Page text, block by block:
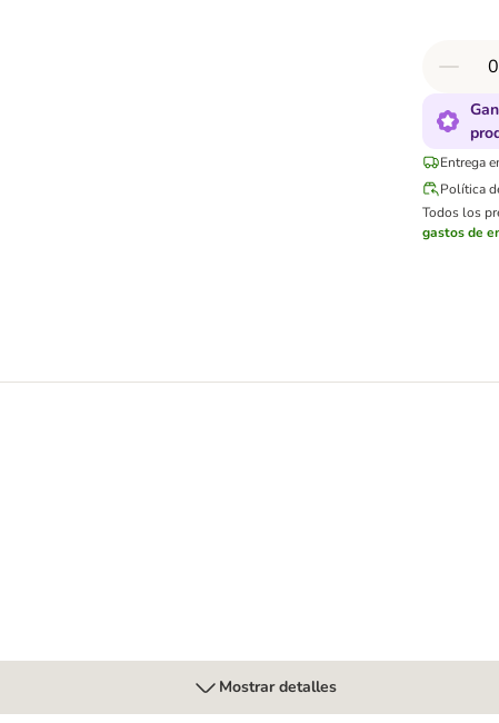
Entrega
Política
Todos los
gastos de
con ave - receta sin cereales
Mostrar detalles